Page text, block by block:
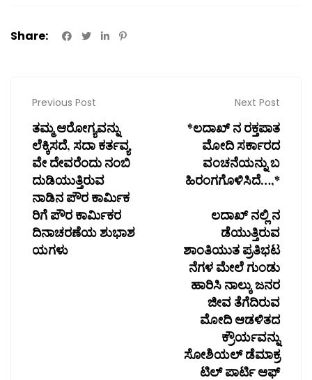
Share:
Previous Post
ತಮ್ಮ ಆರೋಗ್ಯವನ್ನು
ಲೆಕ್ಕಿಸದೆ, ಸದಾ ಕರ್ತವ್ಯ
ವೇ ದೇವರೆಂದು ನಂಬಿ
ದುಡಿಯುತ್ತಿರುವ
ನಾಡಿನ ಪೌರ ಕಾರ್ಮಿಕ
ರಿಗೆ ಪೌರ ಕಾರ್ಮಿಕರ
ದಿನಾಚರಣೆಯ ಶುಭಾಶ
ಯಗಳು
Next Post
*ಲದಾಖ್ ನ ರಕ್ತಪಾತ
ಮೋದಿ ಸರ್ಕಾರದ
ವಂಚನೆಯನ್ನು ಬ
ಹಿರಂಗಗೊಳಿಸಿದೆ…,*
ಲದಾಖ್ ನಲ್ಲಿ ನ
ಡೆಯುತ್ತಿರುವ
ಶಾಂತಿಯುತ ಪ್ರತಿಭಟ
ನೆಗಳ ಮೇಲೆ ಗುಂಡು
ಹಾರಿಸಿ ನಾಲ್ಕು ಜನರ
ಜೀವ ತೆಗೆದಿರುವ
ಮೋದಿ ಆಡಳಿತದ
ಕ್ರೌರ್ಯವನ್ನು
ಸೋಶಿಯಲ್‌ ಡೆಮಾಕ್ರ
ಟಿಲ್‌ ಪಾರ್ಟಿ ಆಫ್‌